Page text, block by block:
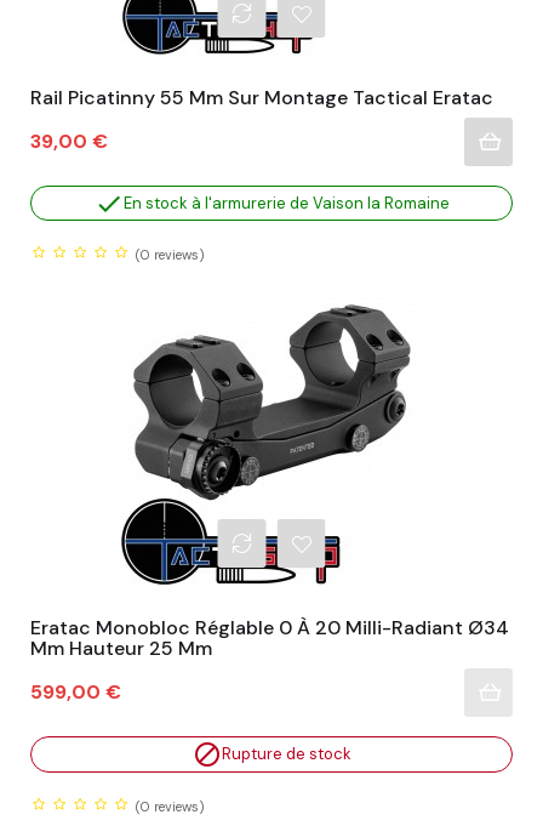
Rail Picatinny 55 Mm Sur Montage Tactical Eratac
Prix
39,00 €
En stock à l'armurerie de Vaison la Romaine
(0 reviews)
Eratac Monobloc Réglable 0 À 20 Milli-Radiant Ø34
Mm Hauteur 25 Mm
Prix
599,00 €
Rupture de stock
(0 reviews)